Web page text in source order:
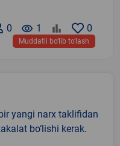
0
remove_red_eye 1
0
Muddatli bo‘lib to‘lash
yangi narx taklifidan
bo‘lishi kerak.